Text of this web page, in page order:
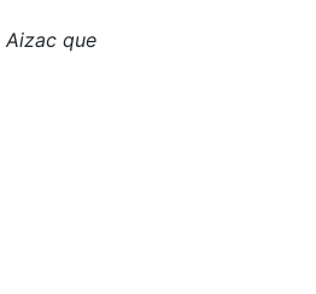
Aizac que